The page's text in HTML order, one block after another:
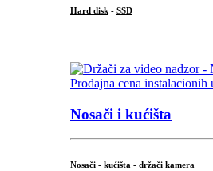
Hard disk - SSD
Nosači i kućišta
Nosači - kućišta - držači kamera